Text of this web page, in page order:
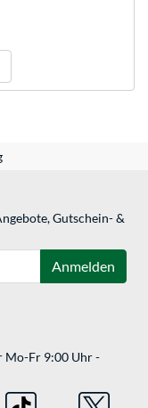
Gutschein- &
Anmelden
Mo-Fr 9:00 Uhr -